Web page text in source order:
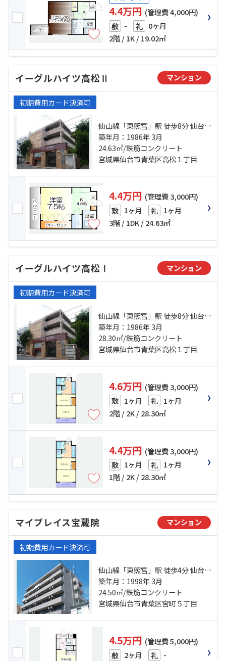
4.4万円 (管理費 4,000円)
敷 - 礼 0ヶ月
2階 / 1K / 19.02㎡
イーグルハイツ高松Ⅱ マンション
初期費用カード決済可
仙山線「東照宮」駅 徒歩8分 仙台市
営南北線「台原」駅 徒歩29分 小松
島小学校前バス停下車 徒歩4分
築年月：1986年 3月
24.63㎡/鉄筋コンクリート
宮城県仙台市青葉区高松１丁目
4.4万円 (管理費 3,000円)
敷 1ヶ月 礼 1ヶ月
3階 / 1DK / 24.63㎡
イーグルハイツ高松Ⅰ マンション
初期費用カード決済可
仙山線「東照宮」駅 徒歩8分 仙台市
営南北線「台原」駅 徒歩30分 仙台
市営南北線「北四番丁」駅 徒歩31
分
築年月：1986年 3月
28.30㎡/鉄筋コンクリート
宮城県仙台市青葉区高松１丁目
4.6万円 (管理費 3,000円)
敷 1ヶ月 礼 1ヶ月
2階 / 2K / 28.30㎡
4.4万円 (管理費 3,000円)
敷 1ヶ月 礼 1ヶ月
1階 / 2K / 28.30㎡
マイプレイス宝蔵院 マンション
初期費用カード決済可
仙山線「東照宮」駅 徒歩4分 仙台市
営南北線「北四番丁」駅 徒歩23分
仙台市営南北線「台原」駅 徒歩26
分
築年月：1998年 3月
24.50㎡/鉄筋コンクリート
宮城県仙台市青葉区宮町５丁目
4.5万円 (管理費 5,000円)
敷 2ヶ月 礼 -